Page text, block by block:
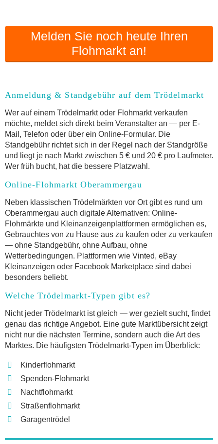
Flohmarkt-Termin melden
Melden Sie noch heute Ihren
Flohmarkt an!
Anmeldung & Standgebühr auf dem Trödelmarkt
Wer auf einem Trödelmarkt oder Flohmarkt verkaufen
möchte, meldet sich direkt beim Veranstalter an — per E-
Mail, Telefon oder über ein Online-Formular. Die
Standgebühr richtet sich in der Regel nach der Standgröße
und liegt je nach Markt zwischen 5 € und 20 € pro Laufmeter.
Wer früh bucht, hat die bessere Platzwahl.
Online-Flohmarkt Oberammergau
Neben klassischen Trödelmärkten vor Ort gibt es rund um
Oberammergau auch digitale Alternativen: Online-
Flohmärkte und Kleinanzeigenplattformen ermöglichen es,
Gebrauchtes von zu Hause aus zu kaufen oder zu verkaufen
— ohne Standgebühr, ohne Aufbau, ohne
Wetterbedingungen. Plattformen wie Vinted, eBay
Kleinanzeigen oder Facebook Marketplace sind dabei
besonders beliebt.
Welche Trödelmarkt-Typen gibt es?
Nicht jeder Trödelmarkt ist gleich — wer gezielt sucht, findet
genau das richtige Angebot. Eine gute Marktübersicht zeigt
nicht nur die nächsten Termine, sondern auch die Art des
Marktes. Die häufigsten Trödelmarkt-Typen im Überblick:
Kinderflohmarkt
Spenden-Flohmarkt
Nachtflohmarkt
Straßenflohmarkt
Garagentrödel